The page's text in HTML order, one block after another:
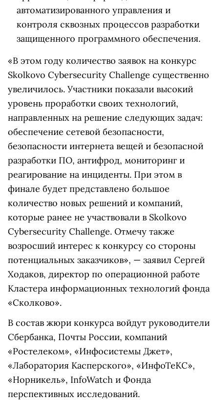
автоматизированного управления и
контроля сквозных процессов разработки
защищенного программного обеспечения.
«В этом году количество заявок на конкурс
Skolkovo Cybersecurity Challenge существенно
увеличилось. Участники показали высокий
уровень проработки своих технологий,
направленных на решение следующих задач:
обеспечение сетевой безопасности,
безопасности интернета вещей и безопасной
разработки ПО, антифрод, мониторинг и
реагирование на инциденты. При этом в
финале будет представлено большое
количество новых решений и компаний,
которые ранее не участвовали в Skolkovo
Cybersecurity Challenge. Отмечу также
возросший интерес к конкурсу со стороны
потенциальных заказчиков», — заявил Сергей
Ходаков, директор по операционной работе
Кластера информационных технологий фонда
«Сколково».
В состав жюри конкурса войдут руководители
Сбербанка, Почты России, компаний
«Ростелеком», «Инфосистемы Джет»,
«Лаборатория Касперского», «ИнфоТеКС»,
«Норникель», InfoWatch и Фонда
перспективных исследований.